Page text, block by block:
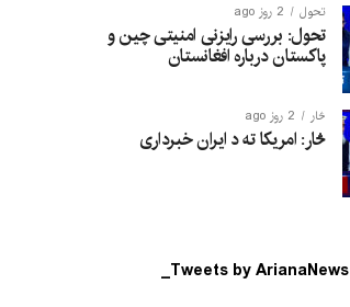
تحول 2 روز ago
تحول: بررسی رایزنی امنیتی چین و
پاکستان درباره افغانستان
څار 2 روز ago
څار: امریکا ته د ایران خبرداری
Tweets by ArianaNews_